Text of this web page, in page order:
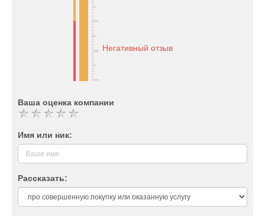
Негативный отзыв
Ваша оценка компании
Имя или ник:
Рассказать: